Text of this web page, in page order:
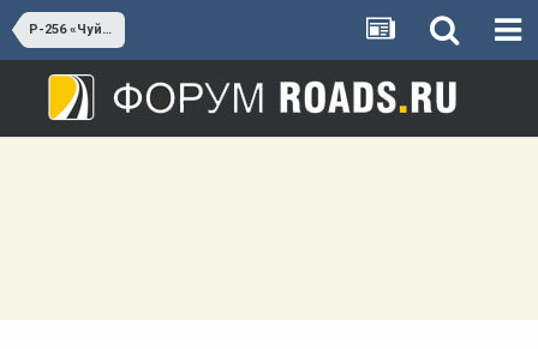
Р-256 «Чуйский тракт»